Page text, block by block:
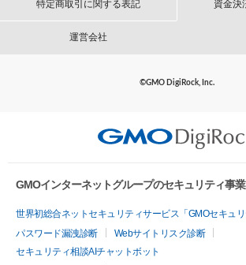
特定商取引に関する表記 資金決
運営会社
©GMO DigiRock, Inc.
GMOインターネットグループのセキュリティ事
世界初総合ネットセキュリティサービス「GMOセキュリ
パスワード漏洩診断
Webサイトリスク診断
セキュリティ相談AIチャットボット